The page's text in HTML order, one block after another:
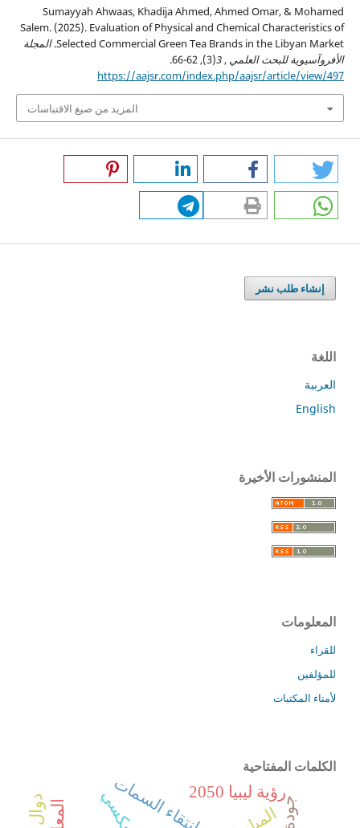
Sumayyah Ahwaas, Khadija Ahmed, Ahmed Omar, & Mohamed
Salem. (2025). Evaluation of Physical and Chemical Characteristics of
Selected Commercial Green Tea Brands in the Libyan Market. المجلة
الأفروآسيوية للبحث العلمي ,
3
(3), 62-66.
https://aajsr.com/index.php/aajsr/article/view/497
المزيد من صيغ الاقتباسات
إنشاء طلب نشر
اللغة
العربية
English
المنشورات الأخيرة
المعلومات
للقراء
للمؤلفين
لأمناء المكتبات
الكلمات المفتاحية
انتقاء السمات رؤية ليبيا 2050